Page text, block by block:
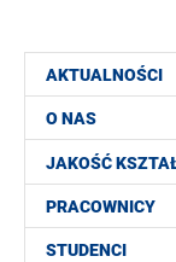
AKTUALNOŚCI
O NAS
JAKOŚĆ
PRACOWNICY
STUDENCI